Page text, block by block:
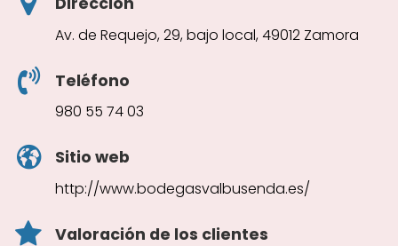
Av. de Requejo, 29, bajo local, 49012 Zamora
Teléfono
980 55 74 03
Sitio web
http://www.bodegasvalbusenda.es/
Valoración de los clientes